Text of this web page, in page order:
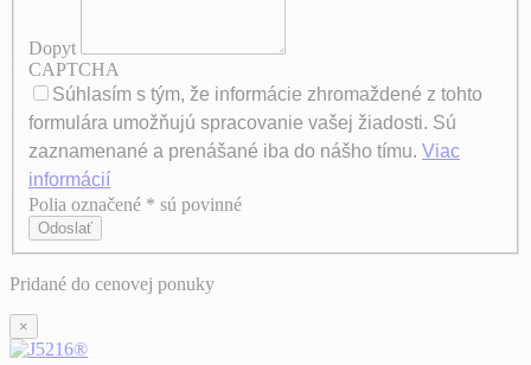
Dopyt
CAPTCHA
Súhlasím s tým, že informácie zhromaždené z tohto
formulára umožňujú spracovanie vašej žiadosti. Sú
zaznamenané a prenášané iba do nášho tímu. Viac
informácií
Axeptio consent
Polia označené * sú povinné
Odoslať
Pridané do cenovej ponuky
×